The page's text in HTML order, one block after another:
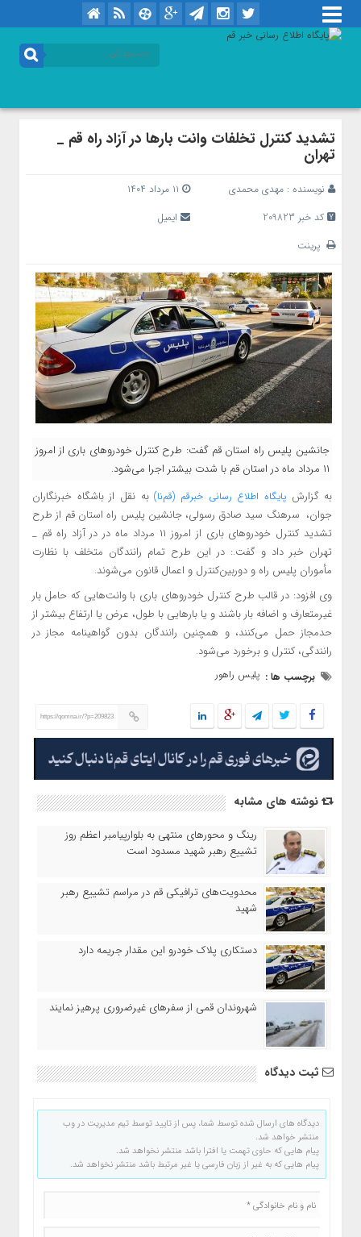
تشدید کنترل تخلفات وانت بار‌ها در آزاد راه قم _
تهران
نویسنده : مهدی محمدی
کد خبر 209823
ایمیل
پرینت
جانشین پلیس راه استان قم گفت: طرح کنترل خودرو‌های باری از امروز
۱۱ مرداد ماه در استان قم با شدت بیشتر اجرا می‌شود.
به گزارشپایگاه اطلاع رسانی خبرقم (قم‌نا)به نقل از باشگاه خبرنگاران
جوان، سرهنگ سید صادق رسولی، جانشین پلیس راه استان قم از طرح
تشدید کنترل خودرو‌های باری از امروز ۱۱ مرداد ماه در در آزاد راه قم _
تهران خبر داد و گفت.: در این طرح تمام رانندگان متخلف با نظارت
مأموران پلیس راه و دوربین‌کنترل و اعمال قانون می‌شوند.
وی افزود: در قالب طرح کنترل خودرو‌های باری با وانت‌هایی که حامل بار
غیرمتعارف و اضافه بار باشند و یا بار‌هایی با طول، عرض یا ارتفاع بیشتر از
حدمجاز حمل می‌کنند، و همچنین رانندگان بدون گواهینامه مجاز در
رانندگی، کنترل و برخورد می‌شود.
برچسب ها : پلیس راهور
https://qomna.ir/?p=209823
نوشته های مشابه
رینگ و محورهای منتهی به بلوارپیامبر اعظم روز
تشییع رهبر شهید مسدود است
محدویت‌های ترافیکی قم در مراسم تشییع رهبر
شهید
دستکاری پلاک خودرو این مقدار جریمه دارد
شهروندان قمی از سفرهای غیرضروری پرهیز نمایند
ثبت دیدگاه
دیدگاه های ارسال شده توسط شما، پس از تایید توسط تیم مدیریت در وب
منتشر خواهد شد.
پیام هایی که حاوی تهمت یا افترا باشد منتشر نخواهد شد.
پیام هایی که به غیر از زبان فارسی یا غیر مرتبط باشد منتشر نخواهد شد.